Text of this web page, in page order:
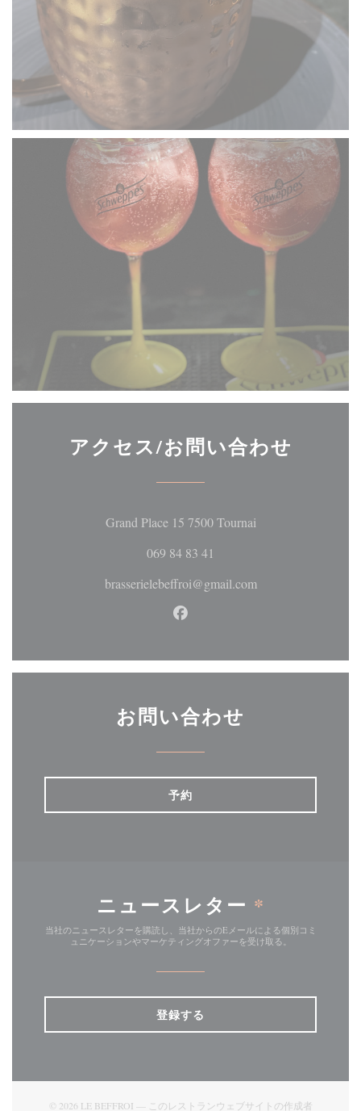
アクセス/お問い合わせ
Grand Place 15 7500 Tournai((新しいウィンド
069 84 83 41
brasserielebeffroi@gmail.com
Facebook ((新しいウィンド
お問い合わせ
予約
ニュースレター *
当社のニュースレターを購読し、当社からのEメールによる個別コミ
ュニケーションやマーケティングオファーを受け取る。
登録する
© 2026 LE BEFFROI — このレストランウェブサイトの作成者